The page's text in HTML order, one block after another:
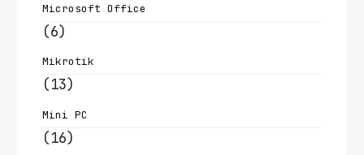
Microsoft Office
(6)
Mikrotik
(13)
Mini PC
(16)